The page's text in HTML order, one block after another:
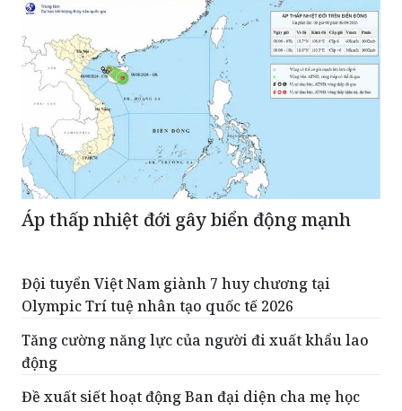
Áp thấp nhiệt đới gây biển động mạnh
Đội tuyển Việt Nam giành 7 huy chương tại
Olympic Trí tuệ nhân tạo quốc tế 2026
Tăng cường năng lực của người đi xuất khẩu lao
động
Đề xuất siết hoạt động Ban đại diện cha mẹ học